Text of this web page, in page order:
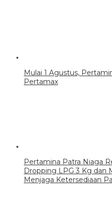
Mulai 1 Agustus,
Pertamax
Pertamina Patra Niaga
Dropping LPG 3 Kg
Menjaga Ketersediaan